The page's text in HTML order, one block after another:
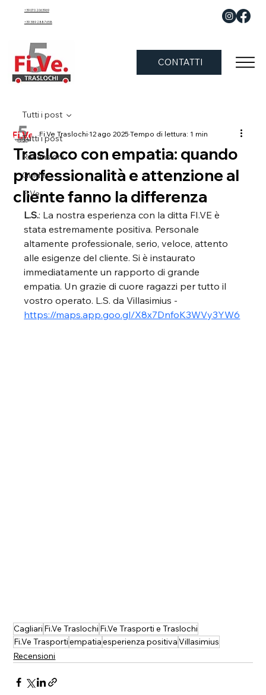
CONTATTI
+39 070 2063969
+39 389 288 7658
Tutti i post
Recensioni
Guide
Fi.Ve.
Tutti i post
Trasloco con empatia: quando
professionalità e attenzione al
cliente fanno la differenza
Fi.Ve Traslochi12 ago 2025Tempo di lettura: 1 min
L.S.: La nostra esperienza con la ditta FI.VE è
stata estremamente positiva. Personale
altamente professionale, serio, veloce, attento
alle esigenze del cliente. Si è instaurato
immediatamente un rapporto di grande
empatia. Un grazie di cuore ragazzi per tutto il
vostro operato. L.S. da Villasimius -
https://maps.app.goo.gl/X8x7DnfoK3WVy3YW6
Cagliari Fi.Ve Traslochi Fi.Ve Trasporti e Traslochi
Fi.Ve Trasportiempatiaesperienza positivaVillasimius
Recensioni